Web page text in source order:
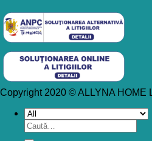
Copyright 2020 © ALLYNA HOME
Caută
după: